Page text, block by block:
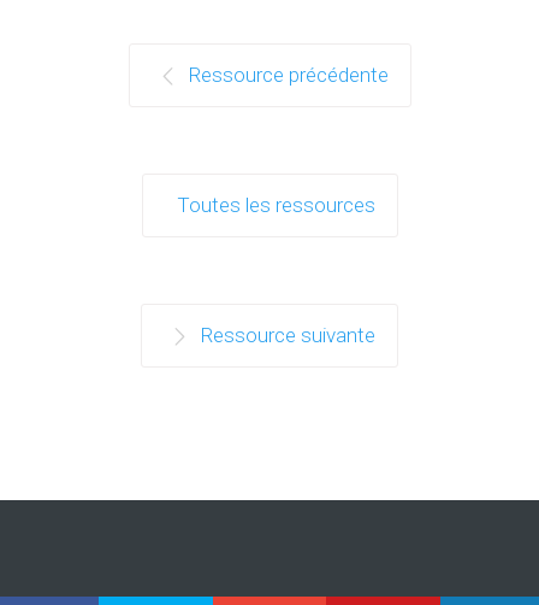
Ressource précédente
Toutes les ressources
Ressource suivante